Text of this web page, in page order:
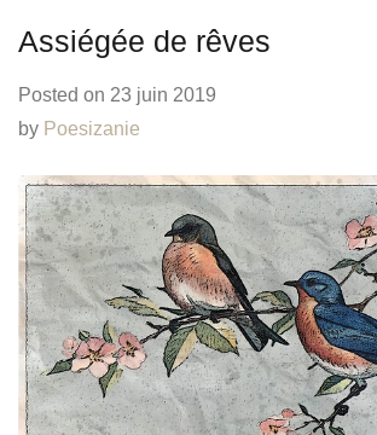
Assiégée de rêves
Posted on 23 juin 2019
by Poesizanie